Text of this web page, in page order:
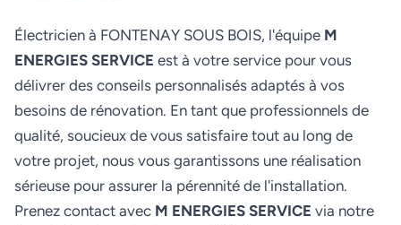
Électricien à FONTENAY SOUS BOIS, l'équipe M
ENERGIES SERVICE est à votre service pour vous
délivrer des conseils personnalisés adaptés à vos
besoins de rénovation. En tant que professionnels de
qualité, soucieux de vous satisfaire tout au long de
votre projet, nous vous garantissons une réalisation
sérieuse pour assurer la pérennité de l'installation.
Prenez contact avec M ENERGIES SERVICE via notre